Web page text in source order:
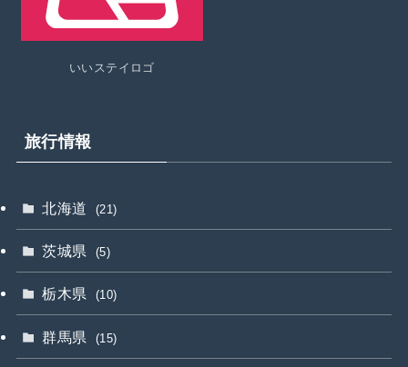
いいステイロゴ
旅行情報
北海道 (21)
茨城県 (5)
栃木県 (10)
群馬県 (15)